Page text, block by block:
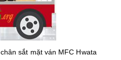
sắt mặt ván MFC Hwata